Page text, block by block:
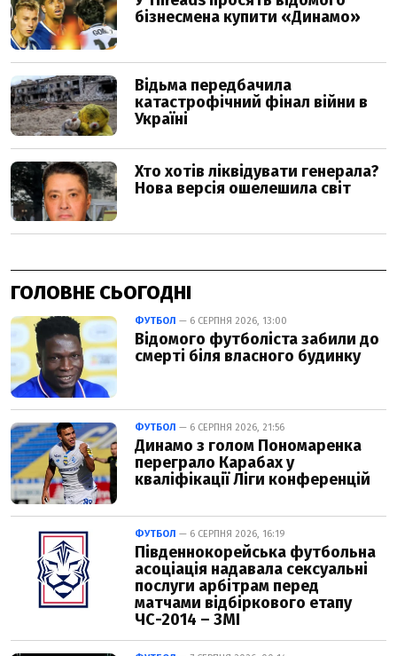
ГОЛОВНЕ СЬОГОДНІ
ФУТБОЛ — 6 СЕРПНЯ 2026, 13:00
Відомого футболіста забили до
смерті біля власного будинку
ФУТБОЛ — 6 СЕРПНЯ 2026, 21:56
Динамо з голом Пономаренка
переграло Карабах у
кваліфікації Ліги конференцій
ФУТБОЛ — 6 СЕРПНЯ 2026, 16:19
Південнокорейська футбольна
асоціація надавала сексуальні
послуги арбітрам перед
матчами відбіркового етапу
ЧС-2014 – ЗМІ